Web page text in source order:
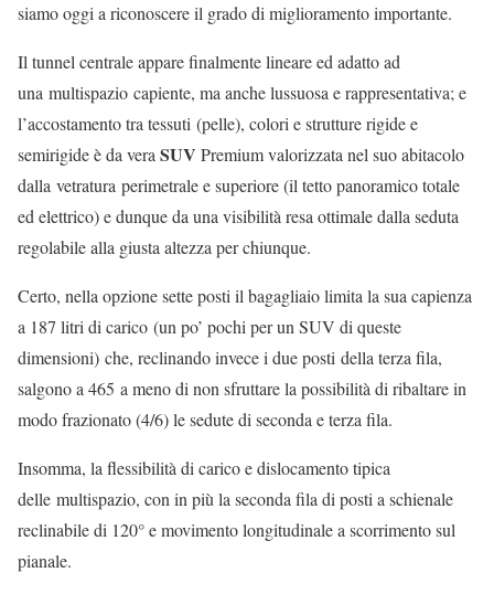
siamo oggi a riconoscere il grado di miglioramento importante.
Il tunnel centrale appare finalmente lineare ed adatto ad
una multispazio capiente, ma anche lussuosa e rappresentativa; e
l’accostamento tra tessuti (pelle), colori e strutture rigide e
semirigide è da vera SUV Premium valorizzata nel suo abitacolo
dalla vetratura perimetrale e superiore (il tetto panoramico totale
ed elettrico) e dunque da una visibilità resa ottimale dalla seduta
regolabile alla giusta altezza per chiunque.
Certo, nella opzione sette posti il bagagliaio limita la sua capienza
a 187 litri di carico (un po’ pochi per un SUV di queste
dimensioni) che, reclinando invece i due posti della terza fila,
salgono a 465 a meno di non sfruttare la possibilità di ribaltare in
modo frazionato (4/6) le sedute di seconda e terza fila.
Insomma, la flessibilità di carico e dislocamento tipica
delle multispazio, con in più la seconda fila di posti a schienale
reclinabile di 120° e movimento longitudinale a scorrimento sul
pianale.